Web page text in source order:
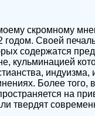
скромному
годом. Своей
содержатся
кульминацией
Более того,
на
твердят